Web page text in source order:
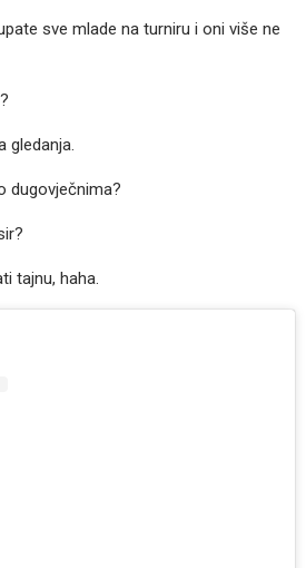
sve mlade na turniru i oni više ne
gledanja.
dugovječnima?
tajnu, haha.